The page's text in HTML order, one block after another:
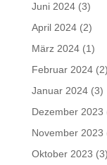
Juni 2024(3)
April 2024(2)
März 2024(1)
Februar 2024(2)
Januar 2024(3)
Dezember 2023
November 2023
Oktober 2023 (3)